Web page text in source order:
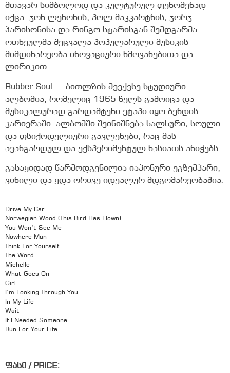
მთავარ სიმბოლოდ და კულტურულ ფენომენად
იქცა. ჯონ ლენონის, პოლ მაკკარტნის, ჯორჯ
ჰარისონისა და რინგო სტარისგან შემდგარმა
ოთხეულმა შეცვალა პოპულარული მუსიკის
მიმდინარეობა ინოვაციური ხმოვანებითა და
ლირიკით.
Rubber Soul — ბითლზის მეექვსე სტუდიური
ალბომია, რომელიც 1965 წელს გამოიცა და
მუსიკალურად გარდამტეხი ეტაპი იყო ბენდის
კარიერაში. ალბომში შეინიშნება ხალხური, სოული
და ფსიქოდელიური გავლენები, რაც მას
ავანგარდულ და ექსპერიმენტულ ხასიათს ანიჭებს.
გასაყიდად წარმოდგენილია იაპონური ეგზემპარი,
ვინილი და ყდა ორივე იდეალურ მდგომარეობაშია.
Drive My Car
Norwegian Wood (This Bird Has Flown)
You Won’t See Me
Nowhere Man
Think For Yourself
The Word
Michelle
What Goes On
Girl
I’m Looking Through You
In My Life
Wait
If I Needed Someone
Run For Your Life
ფასი / PRICE: